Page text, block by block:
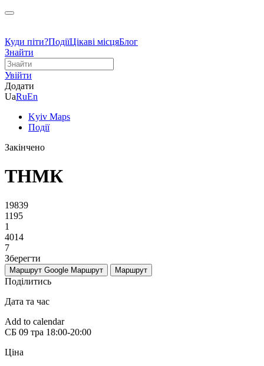
Куди піти?ПодіїЦікаві місцяБлог
Знайти
Увійти
Додати
UaRuEn
Kyiv Maps
Події
Закінчено
ТНМК
19839
1195
1
4014
7
Зберегти
Маршрут Google Маршрут Маршрут
Поділитись
Дата та час
Add to calendar
СБ 09 тра 18:00-20:00
Ціна